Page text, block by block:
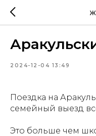
2024-12-04 13:49
Поездка на
семейный выезд
Это больше чем